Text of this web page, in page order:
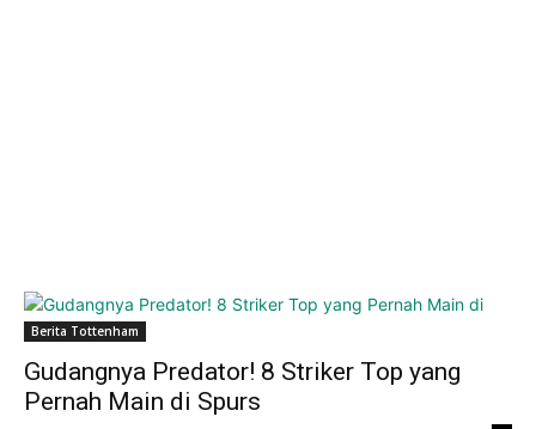
Berita Tottenham
Gudangnya Predator! 8 Striker Top yang
Pernah Main di Spurs